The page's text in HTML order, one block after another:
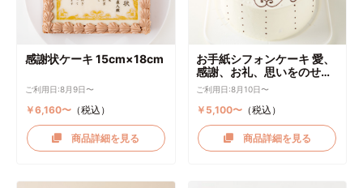
感謝状ケーキ 15cm×18cm
ご利用日:8月9日〜
￥6,160〜（税込）
商品詳細を見る
お手紙シフォンケーキ 愛、
感謝、お礼、思いをのせて
直径17cm
ご利用日:8月10日〜
￥5,100〜 （税込）
商品詳細を見る